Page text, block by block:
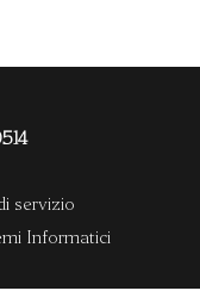
servizio
Informatici